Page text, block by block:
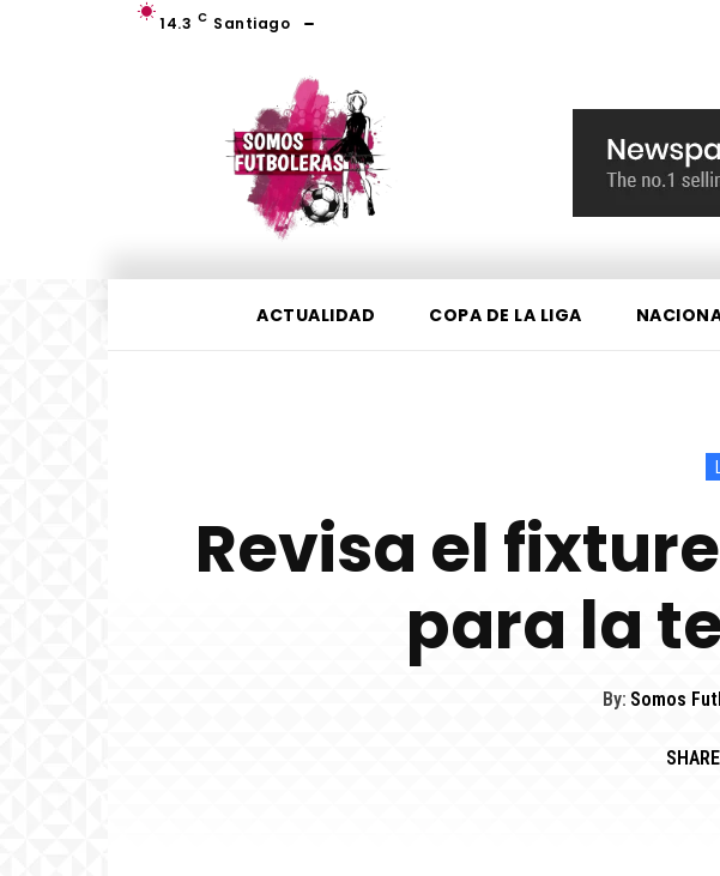
14.3 C Santiago
ACTUALIDAD COPA DE LA LIGA
Revisa el
para la
By: Somos